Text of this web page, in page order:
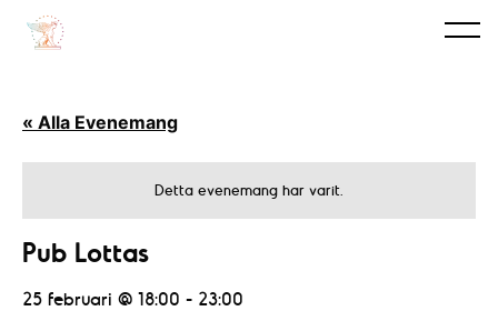
« Alla Evenemang
Detta evenemang har varit.
Pub Lottas
25 februari @ 18:00 - 23:00